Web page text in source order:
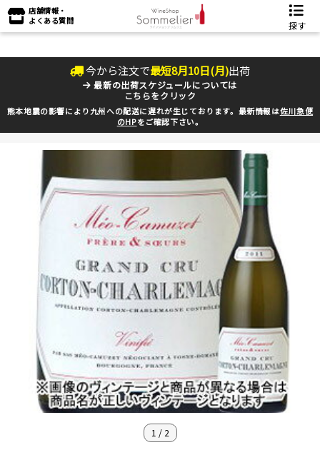
店舗情報・
よくある質問
探す
今から注文で最短8月10日(月)出荷
最新の出荷スケジュールについては
こちらをクリック
熊本地震の影響により九州への配送に遅れが生じております。最新情報は佐川急便
のHPをご確認下さい。
1 / 2